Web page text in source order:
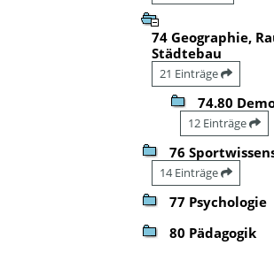
74 Geographie,
Städtebau
21 Einträge
74.80
12 Einträge
76
14 Einträge
77 Psychologie
80 Pädagogik